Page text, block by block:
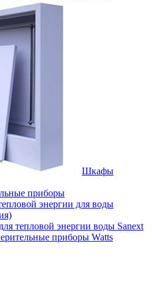
Шкафы
приборы
энергии для воды
тепловой энергии воды Sanext
приборы Watts